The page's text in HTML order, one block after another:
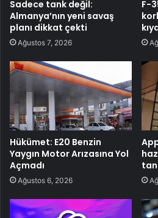
Sadece tank değil:
Almanya’nın yeni savaş
planı dikkat çekti
Ağustos 7, 2026
F-
Hükümet: E20 Benzin
Yaygın Motor Arızasına Yol
Açmadı
Ağustos 6, 2026